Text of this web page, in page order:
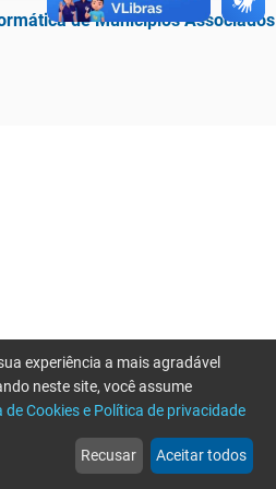
de Municípios Associados
web
Notícias
more_horiz
Mais
experiência a mais agradável
neste site, você assume
de Cookies e Política de privacidade
Recusar Aceitar todos
favor tente novamente